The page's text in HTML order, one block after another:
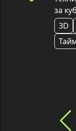
за
3D